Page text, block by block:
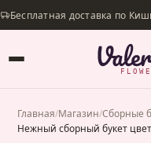
Главная/Магазин/Сборные
Нежный сборный букет